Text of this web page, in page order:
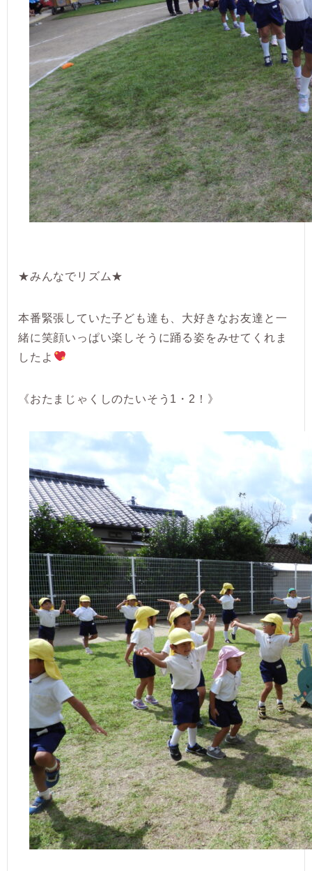
★みんなでリズム★
本番緊張していた子ども達も、大好きなお友達と一
緒に笑顔いっぱい楽しそうに踊る姿をみせてくれま
したよ
《おたまじゃくしのたいそう1・2！》